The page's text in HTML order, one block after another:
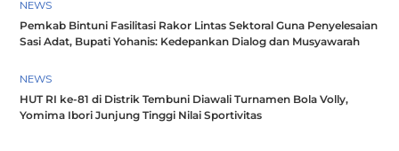
NEWS
Pemkab Bintuni Fasilitasi Rakor Lintas Sektoral Guna Penyelesaian
Sasi Adat, Bupati Yohanis: Kedepankan Dialog dan Musyawarah
NEWS
HUT RI ke-81 di Distrik Tembuni Diawali Turnamen Bola Volly,
Yomima Ibori Junjung Tinggi Nilai Sportivitas